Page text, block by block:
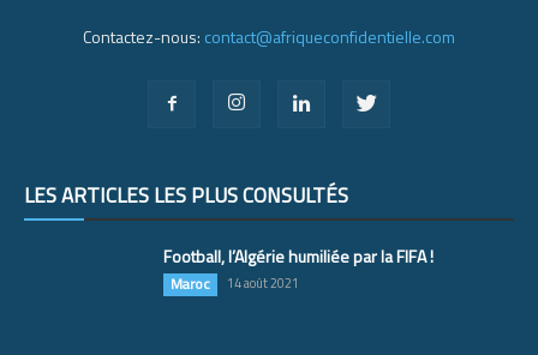
Contactez-nous: contact@afriqueconfidentielle.com
LES ARTICLES LES PLUS CONSULTÉS
Football, l’Algérie humiliée par la FIFA !
Maroc 14 août 2021